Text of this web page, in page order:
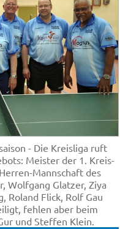
- Die Kreis­li­ga ruft
Meis­ter der 1. Kreis­
Mann­schaft des
Wolf­gang Glat­zer, Zi­ya
Ro­land Flick, Rolf Gau
feh­len aber beim
und Stef­fen Klein.